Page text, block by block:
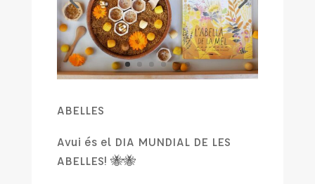
ABELLES
Avui és el DIA MUNDIAL DE LES
ABELLES! 🐝🐝